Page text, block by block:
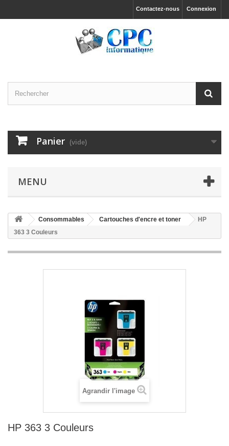
Connexion
Contactez-nous
Panier (vide)
MENU
Consommables Cartouches d'encre et toner
HP
363 3 Couleurs
Agrandir l'image
HP 363 3 Couleurs